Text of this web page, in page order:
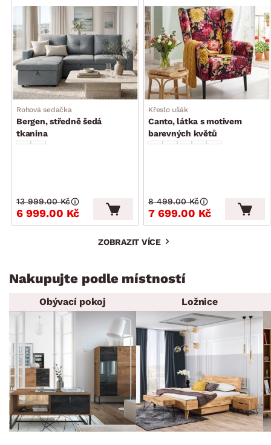
Rohová sedačka
Bergen, středně šedá
tkanina
6 999.00 Kč
13 999.00 Kč
Křeslo ušák
Canto, látka s motivem
barevných květů
7 699.00 Kč
8 499.00 Kč
ZOBRAZIT VÍCE
Nakupujte podle místností
Obývací pokoj Ložnice